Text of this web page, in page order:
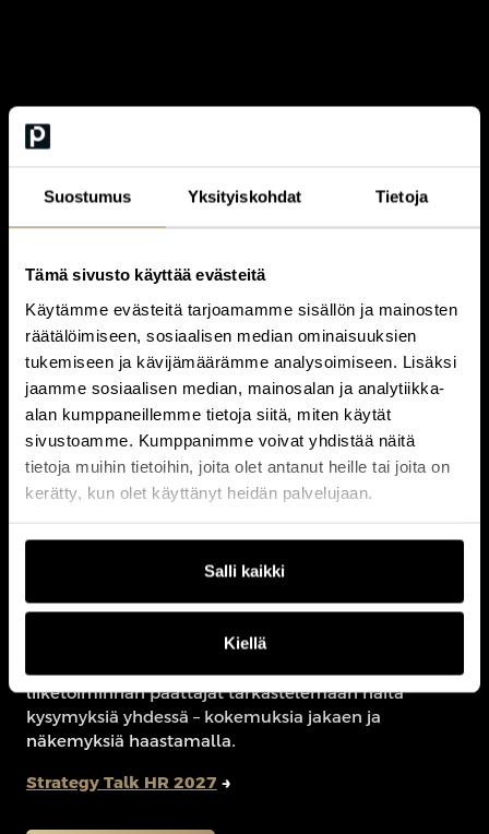
Suostumus Yksityiskohdat Tietoja
Tämä sivusto käyttää evästeitä
Käytämme evästeitä tarjoamamme sisällön ja mainosten
räätälöimiseen, sosiaalisen median ominaisuuksien
tukemiseen ja kävijämäärämme analysoimiseen. Lisäksi
jaamme sosiaalisen median, mainosalan ja analytiikka-
alan kumppaneillemme tietoja siitä, miten käytät
sivustoamme. Kumppanimme voivat yhdistää näitä
tietoja muihin tietoihin, joita olet antanut heille tai joita on
kerätty, kun olet käyttänyt heidän palvelujaan.
Salli kaikki
Kiellä
liiketoiminnan päättäjät tarkastelemaan näitä
kysymyksiä yhdessä – kokemuksia jakaen ja
näkemyksiä haastamalla.
Strategy Talk HR 2027 →